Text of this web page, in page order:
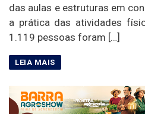
das aulas e estruturas em
a prática das atividades
1.119 pessoas foram […]